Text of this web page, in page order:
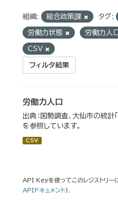
組織: 総合政策課 タグ:
労働力状態 労働力人
CSV
フィルタ結果
労働力人口
出典：国勢調査、大仙市の統計
を参照しています。
CSV
API Keyを使ってこのレジストリー
APIドキュメント).